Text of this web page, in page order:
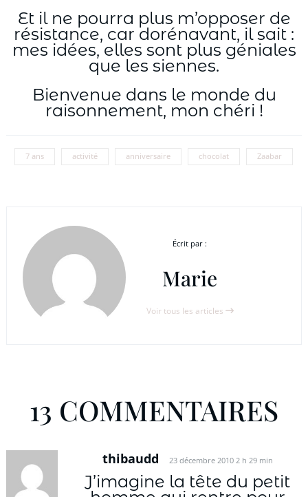
Et il ne pourra plus m’opposer de
résistance, car dorénavant, il sait :
mes idées, elles sont plus géniales
que les siennes.
Bienvenue dans le monde du
raisonnement, mon chéri !
7 ans activité anniversaire chocolat Zaabar
Écrit par :
Marie
Voir tous les articles
13 COMMENTAIRES
thibaudd 23 décembre 2010 2 h 29 min
J’imagine la tête du petit